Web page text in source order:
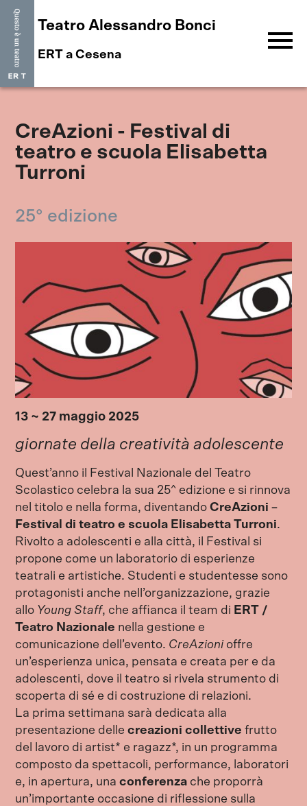
Teatro Alessandro Bonci
ERT a Cesena menu
CreAzioni - Festival di
teatro e scuola Elisabetta
Turroni
25° edizione
13 ~ 27 maggio 2025
giornate della creatività adolescente
Quest’anno il Festival Nazionale del Teatro
Scolastico celebra la sua 25^ edizione e si rinnova
nel titolo e nella forma, diventandoCreAzioni –
Festival di teatro e scuola Elisabetta Turroni.
Rivolto a adolescenti e alla città, il Festival si
propone come un laboratorio di esperienze
teatrali e artistiche. Studenti e studentesse sono
protagonisti anche nell’organizzazione, grazie
allo Young Staff, che affianca il team di ERT /
Teatro Nazionale nella gestione e
comunicazione dell’evento. CreAzionioffre
un’esperienza unica, pensata e creata per e da
adolescenti, dove il teatro si rivela strumento di
scoperta di sé e di costruzione di relazioni.
La prima settimana sarà dedicata alla
presentazione dellecreazioni collettive frutto
del lavoro di artist* e ragazz*, in un programma
composto da spettacoli, performance, laboratori
e, in apertura, una conferenza che proporrà
un’importante occasione di riflessione sulla